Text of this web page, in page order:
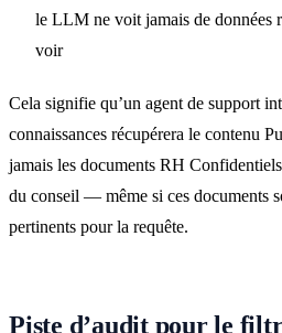
le LLM ne voit jamais de données
voir
Cela signifie qu’un agent de support
connaissances récupérera le contenu
jamais les documents RH
du conseil — même si ces documents
pertinents pour la requête.
Piste d’audit pour le